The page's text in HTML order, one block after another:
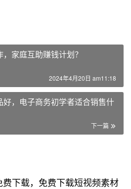
家庭互助赚钱计划？
2024年4月20日 am11:18
，电子商务初学者适合销售什
下一篇
下载，免费下载短视频素材